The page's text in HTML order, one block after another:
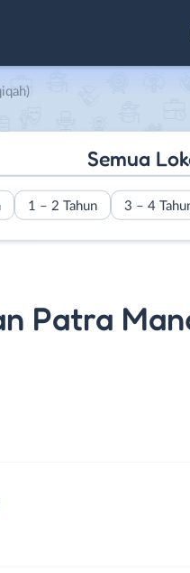
Semua
1 – 2 Tahun 3 – 4
Patra